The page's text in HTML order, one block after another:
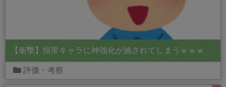
【衝撃】恒常キャラに神強化が施されてしまうｗｗｗ
評価・考察